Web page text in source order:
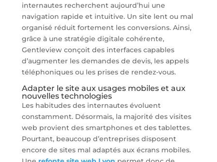
internautes recherchent aujourd’hui une
navigation rapide et intuitive. Un site lent ou mal
organisé réduit fortement les conversions. Ainsi,
grâce à une stratégie digitale cohérente,
Gentleview conçoit des interfaces capables
d’augmenter les demandes de devis, les appels
téléphoniques ou les prises de rendez-vous.
Adapter le site aux usages mobiles et aux
nouvelles technologies
Les habitudes des internautes évoluent
constamment. Désormais, la majorité des visites
web provient des smartphones et des tablettes.
Pourtant, beaucoup d’entreprises disposent
encore de sites mal adaptés aux écrans mobiles.